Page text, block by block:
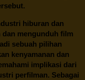
hiburan dan
mengunduh film
sebuah pilihan
kenyamanan dan
implikasi dari
perfilman. Sebagai